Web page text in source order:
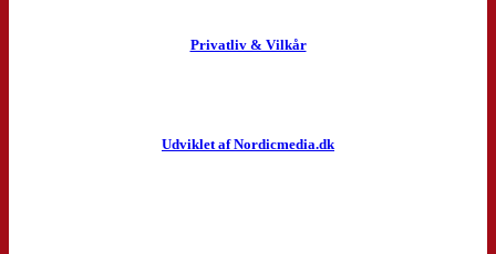
Privatliv & Vilkår
Udviklet af Nordicmedia.dk